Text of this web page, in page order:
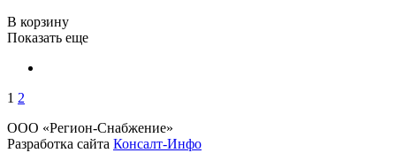
В корзину
Показать еще
1 2
ООО «Регион-Снабжение»
Разработка сайта Консалт-Инфо